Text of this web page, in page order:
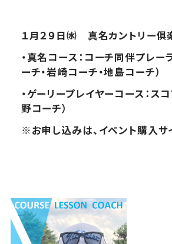
１月２９日㈬ 真名カントリー俱
・真名コース：コーチ同伴プレー
ーチ・岩崎コーチ・地島コーチ）
・ゲーリープレイヤーコース：ス
野コーチ）
※お申し込みは、イベント購入サ